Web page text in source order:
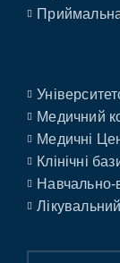
Медичний
Медичні
Клінічні
Навчально-